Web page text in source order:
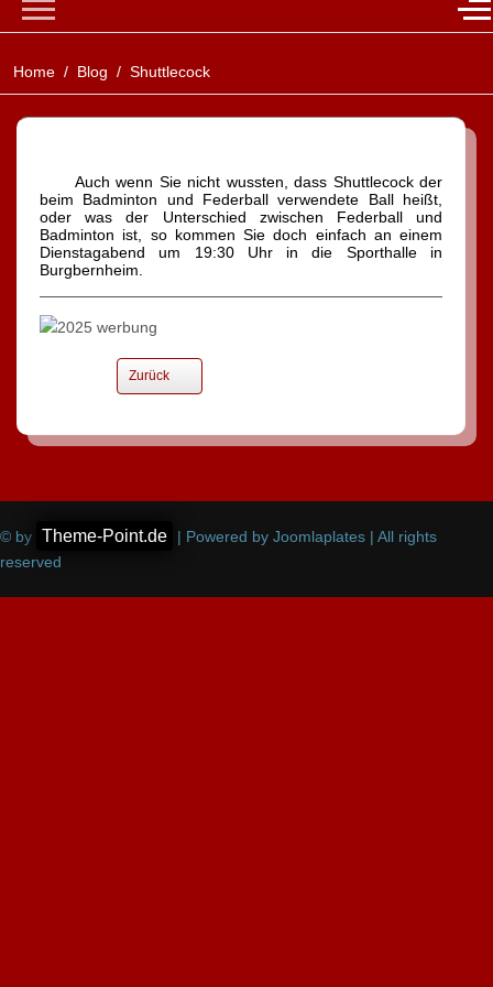
Mobile Menu Toggle
Home Blog Shuttlecock
Auch wenn Sie nicht wussten, dass Shuttlecock der
beim Badminton und Federball verwendete Ball heißt,
oder was der Unterschied zwischen Federball und
Badminton ist, so kommen Sie doch einfach an einem
Dienstagabend um 19:30 Uhr in die Sporthalle in
Burgbernheim.
Zurück
© by Theme-Point.de
| Powered by Joomlaplates | All rights
reserved